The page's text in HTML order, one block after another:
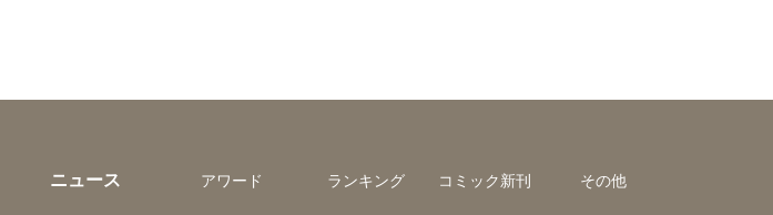
ニュース アワード ランキング コミック新刊 その他